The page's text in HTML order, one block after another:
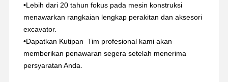
•Lebih dari 20 tahun fokus pada mesin konstruksi
menawarkan rangkaian lengkap perakitan dan aksesori
excavator.
•Dapatkan Kutipan ️ Tim profesional kami akan
memberikan penawaran segera setelah menerima
persyaratan Anda.